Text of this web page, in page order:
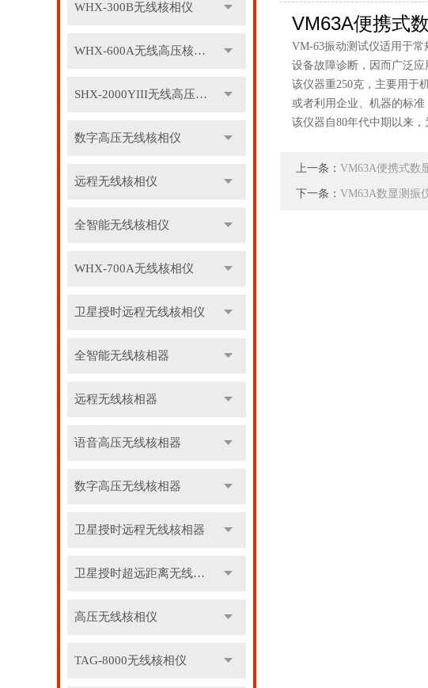
WHX-300B无线核相仪
WHX-600A无线高压核相仪
SHX-2000YIII无线高压核相仪
数字高压无线核相仪
远程无线核相仪
全智能无线核相仪
WHX-700A无线核相仪
卫星授时远程无线核相仪
全智能无线核相器
远程无线核相器
语音高压无线核相器
数字高压无线核相器
卫星授时远程无线核相器
卫星授时超远距离无线核相器
高压无线核相仪
TAG-8000无线核相仪
VM63A便携式
VM-63振动测试仪适用于
设备故障诊断，因而广泛
该仪器重250克，主要用于
或者利用企业、机器的标
该仪器自80年代中期以来
上一条： VM63A便携式数
下一条： VM63A数显测振